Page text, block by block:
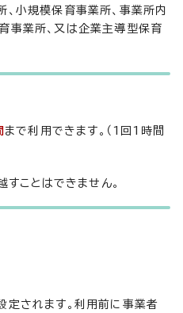
、小規模保育事業所、事業所内
事業所、又は企業主導型保育
まで利用できます。（1回1時間
すことはできません。
定されます。利用前に事業者